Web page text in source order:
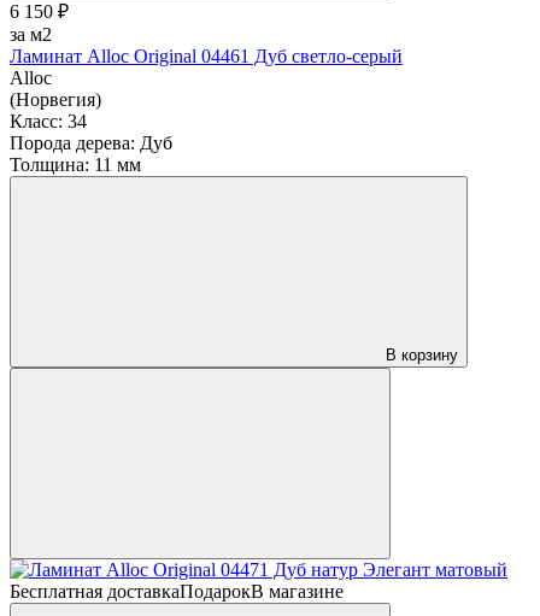
6 150 ₽
за м2
Ламинат Alloc Original 04461 Дуб светло-серый
Alloc
(Норвегия)
Класс: 34
Порода дерева: Дуб
Толщина: 11 мм
В корзину
Бесплатная доставкаПодарокВ магазине